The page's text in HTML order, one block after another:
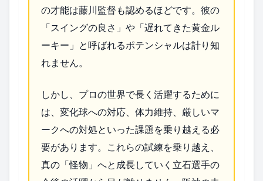
の才能は藤川監督も認めるほどです。彼の
「スイングの良さ」や「遅れてきた黄金ル
ーキー」と呼ばれるポテンシャルは計り知
れません。
しかし、プロの世界で長く活躍するために
は、変化球への対応、体力維持、厳しいマ
ークへの対処といった課題を乗り越える必
要があります。これらの試練を乗り越え、
真の「怪物」へと成長していく立石選手の